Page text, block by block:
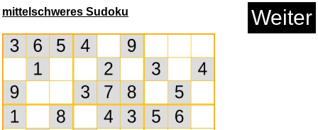
mittelschweres Sudoku Weiter